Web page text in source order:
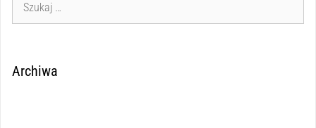
Archiwa